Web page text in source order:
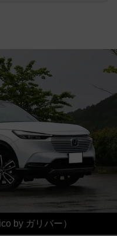
by ガリバー）